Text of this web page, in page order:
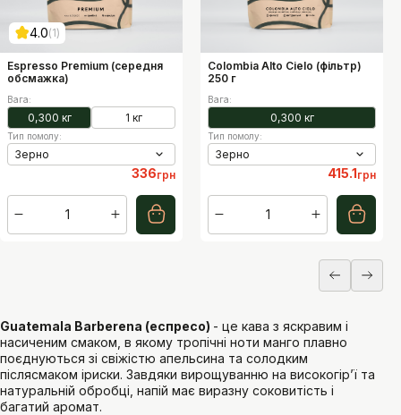
4.0 1
Espresso Premium (середня
обсмажка)
Рівень солодкості
1
3
Рівень щільності
1
6 10
Вага:
0,300 кг 1 кг
Тип помолу:
Зерно
336грн
1
Colombia Alto Cielo (фільтр)
250 г
Рівень солодкості
7
1
5 10
Вага:
0,300 кг
Тип помолу:
Зерно
415.1грн
1
Guatemala Barberena (еспресо) - це кава з яскравим і
насиченим смаком, в якому тропічні ноти манго плавно
поєднуються зі свіжістю апельсина та солодким
післясмаком іриски. Завдяки вирощуванню на високогір’ї та
натуральній обробці, напій має виразну соковитість і
багатий аромат.